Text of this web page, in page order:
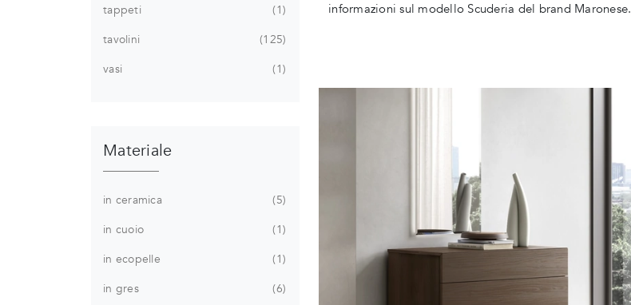
informazioni sul modello Scuderia del brand Maronese.
tappeti
1
tavolini
125
vasi
1
Materiale
in ceramica
5
in cuoio
1
in ecopelle
1
in gres
6